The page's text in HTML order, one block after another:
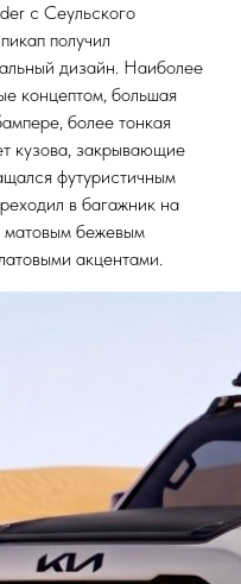
с Сеульского
получил
дизайн. Наиболее
концептом, большая
более тонкая
кузова, закрывающие
футуристичным
в багажник на
матовым бежевым
акцентами.